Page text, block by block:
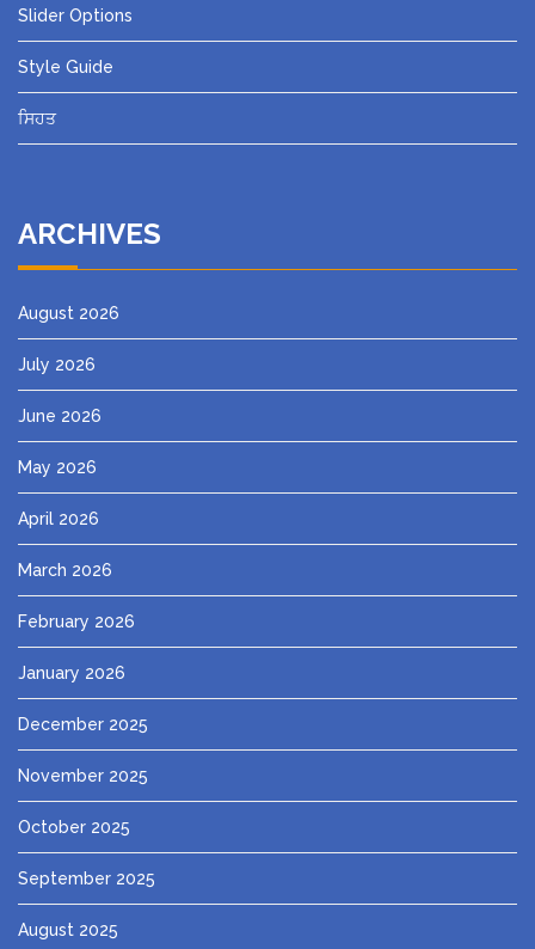
Slider Options
Style Guide
ਸਿਹਤ
ARCHIVES
August 2026
July 2026
June 2026
May 2026
April 2026
March 2026
February 2026
January 2026
December 2025
November 2025
October 2025
September 2025
August 2025